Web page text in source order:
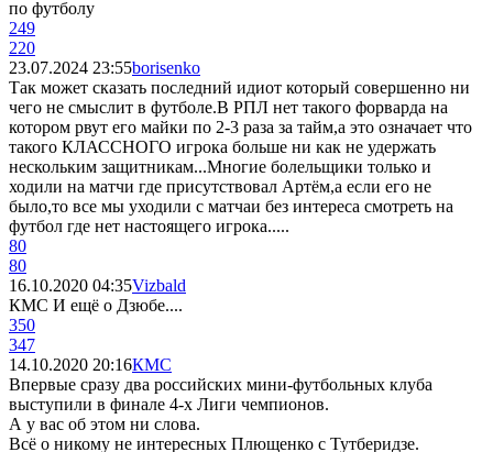
по футболу
249
220
23.07.2024 23:55borisenko
Так может сказать последний идиот который совершенно ни
чего не смыслит в футболе.В РПЛ нет такого форварда на
котором рвут его майки по 2-3 раза за тайм,а это означает что
такого КЛАССНОГО игрока больше ни как не удержать
нескольким защитникам...Многие болельщики только и
ходили на матчи где присутствовал Артём,а если его не
было,то все мы уходили с матчаи без интереса смотреть на
футбол где нет настоящего игрока.....
80
80
16.10.2020 04:35Vizbald
КМС И ещё о Дзюбе....
350
347
14.10.2020 20:16КМС
Впервые сразу два российских мини-футбольных клуба
выступили в финале 4-х Лиги чемпионов.
А у вас об этом ни слова.
Всё о никому не интересных Плющенко с Тутберидзе.